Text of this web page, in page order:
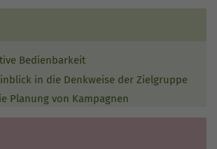
Bedienbarkeit
in die Denkweise der Zielgruppe
Planung von Kampagnen